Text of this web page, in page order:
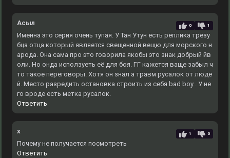
Асыл 0 1
Именна это серия очень тупая. У Тан Утун есть реплика трезу
бца отца который является свещенной вещю для морского н
арода. Она сама про это говорила якобы это знак добрый йв
оли. Но онда исползуеть её для боя. ГГ кажется ваще забыл ч
то такое переговоры. Хотя он знал а травм русалок от люде
й. Место разредить остановка строить из себя bad boy . У не
го вроде есть метка русалок.
Ответить
x 1 0
Почему не получается посмотреть
Ответить